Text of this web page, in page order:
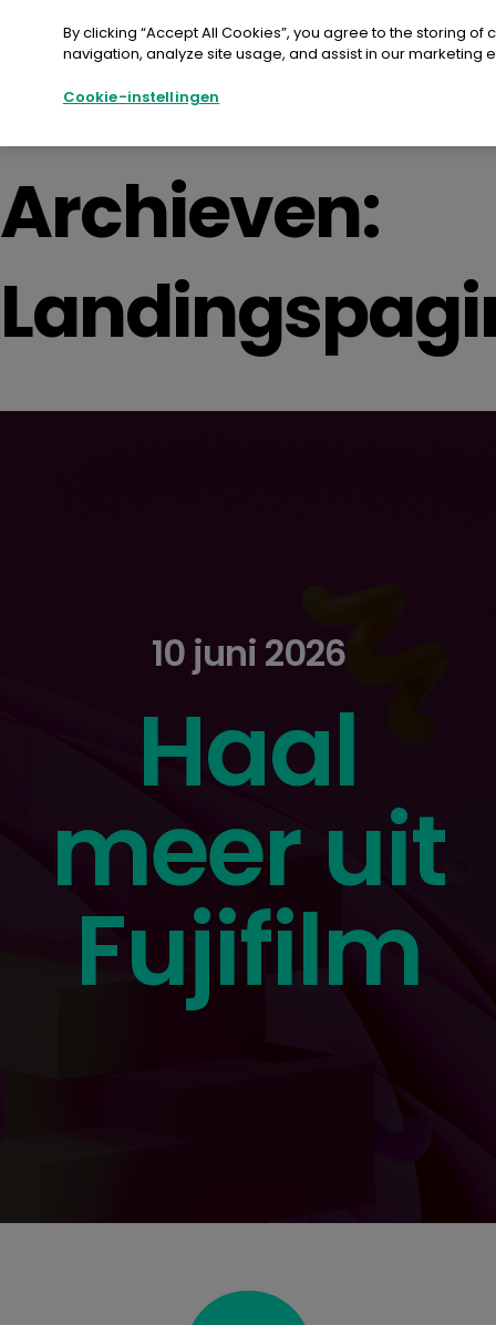
Details
Agenda
Archieven:
10 juni 2026
Haal
meer uit
Fujifilm
By clicking “Accept All Cookies”, you agree to the storing
navigation, analyze site usage, and assist in our marketing
Cookie-instellingen